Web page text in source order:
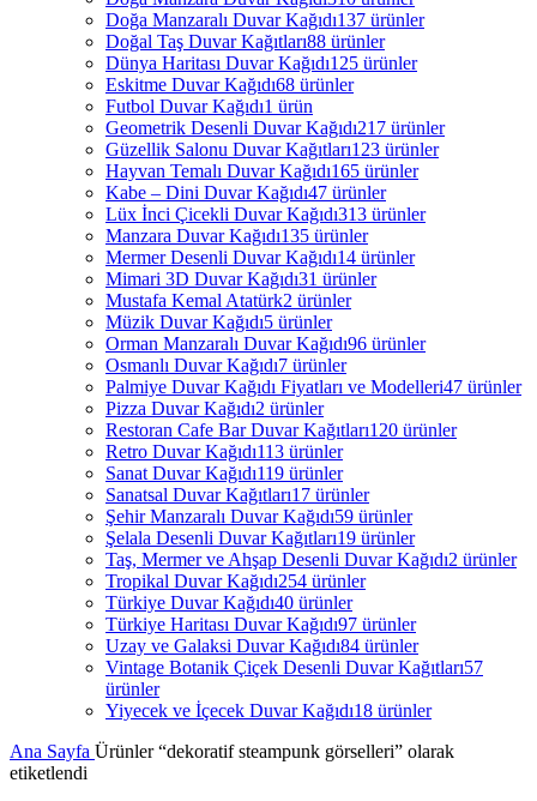
Doğa Manzaralı Duvar Kağıdı137 ürünler
Doğal Taş Duvar Kağıtları88 ürünler
Dünya Haritası Duvar Kağıdı125 ürünler
Eskitme Duvar Kağıdı68 ürünler
Futbol Duvar Kağıdı1 ürün
Geometrik Desenli Duvar Kağıdı217 ürünler
Güzellik Salonu Duvar Kağıtları123 ürünler
Hayvan Temalı Duvar Kağıdı165 ürünler
Kabe – Dini Duvar Kağıdı47 ürünler
Lüx İnci Çicekli Duvar Kağıdı313 ürünler
Manzara Duvar Kağıdı135 ürünler
Mermer Desenli Duvar Kağıdı14 ürünler
Mimari 3D Duvar Kağıdı31 ürünler
Mustafa Kemal Atatürk2 ürünler
Müzik Duvar Kağıdı5 ürünler
Orman Manzaralı Duvar Kağıdı96 ürünler
Osmanlı Duvar Kağıdı7 ürünler
Palmiye Duvar Kağıdı Fiyatları ve Modelleri47 ürünler
Pizza Duvar Kağıdı2 ürünler
Restoran Cafe Bar Duvar Kağıtları120 ürünler
Retro Duvar Kağıdı113 ürünler
Sanat Duvar Kağıdı119 ürünler
Sanatsal Duvar Kağıtları17 ürünler
Şehir Manzaralı Duvar Kağıdı59 ürünler
Şelala Desenli Duvar Kağıtları19 ürünler
Taş, Mermer ve Ahşap Desenli Duvar Kağıdı2 ürünler
Tropikal Duvar Kağıdı254 ürünler
Türkiye Duvar Kağıdı40 ürünler
Türkiye Haritası Duvar Kağıdı97 ürünler
Uzay ve Galaksi Duvar Kağıdı84 ürünler
Vintage Botanik Çiçek Desenli Duvar Kağıtları57
ürünler
Yiyecek ve İçecek Duvar Kağıdı18 ürünler
Ana Sayfa Ürünler “dekoratif steampunk görselleri” olarak
etiketlendi